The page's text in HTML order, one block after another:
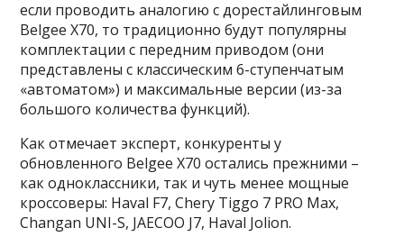
если проводить аналогию с дорестайлинговым
Belgee X70, то традиционно будут популярны
комплектации с передним приводом (они
представлены с классическим 6-ступенчатым
«автоматом») и максимальные версии (из-за
большого количества функций).
Как отмечает эксперт, конкуренты у
обновленного Belgee X70 остались прежними –
как одноклассники, так и чуть менее мощные
кроссоверы: Haval F7, Chery Tiggo 7 PRO Max,
Changan UNI-S, JAECOO J7, Haval Jolion.